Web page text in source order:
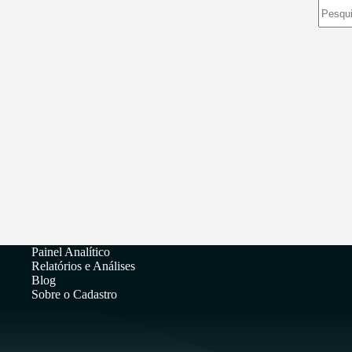
Painel Analítico
Relatórios e Análises
Blog
Sobre o Cadastro